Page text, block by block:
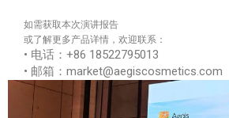
如需获取本次演讲报告
或了解更多产品详情，欢迎联系：
• 电话：+86 18522795013
• 邮箱：market@aegiscosmetics.com